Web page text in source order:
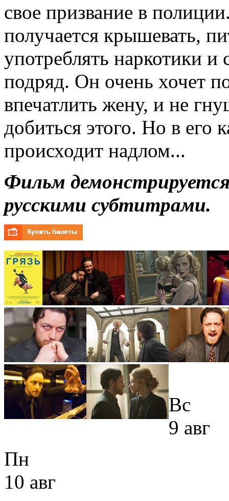
свое призвание в
получается крышевать,
употреблять наркотики
подряд. Он очень хочет
впечатлить жену, и не
добиться этого. Но в его
происходит надлом...
Фильм
русскими субтитрами.
Вс
9 авг
Пн
10 авг